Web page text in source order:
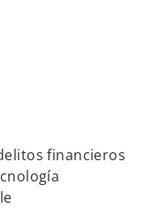
financieros